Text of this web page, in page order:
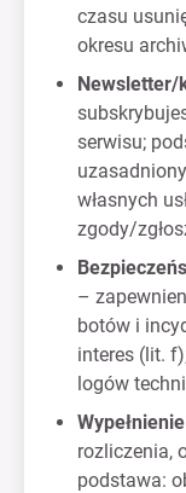
czasu
okresu
Newsletter/
serwisu;
własnych
zgody/
–
botów i
interes (lit.
logów
rozliczenia,
podstawa: